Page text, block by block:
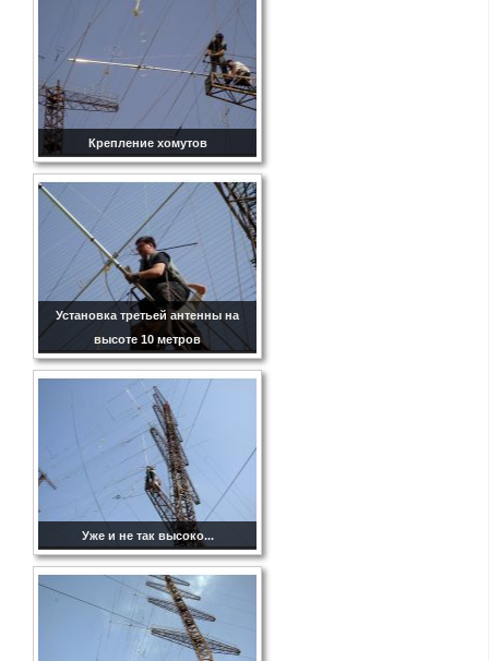
Крепление хомутов
Установка третьей антенны на
высоте 10 метров
Уже и не так высоко...